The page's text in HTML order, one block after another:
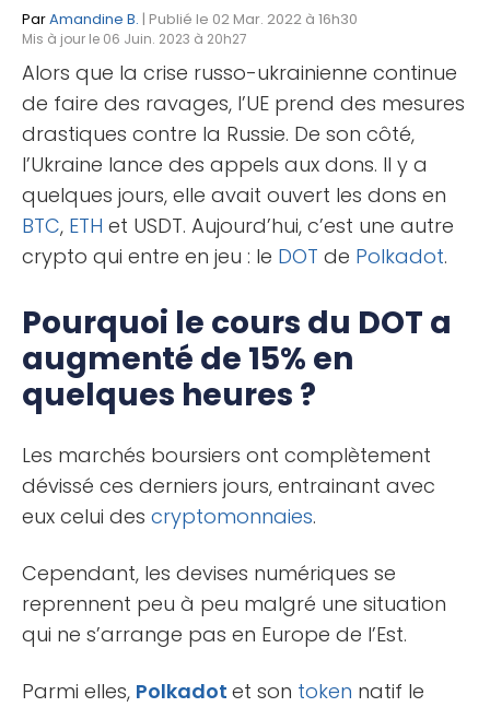
ParAmandine B. | Publié le 02 Mar. 2022 à 16h30
Mis à jour le 06 Juin. 2023 à 20h27
Alors que la crise russo-ukrainienne continue
de faire des ravages, l’UE prend des mesures
drastiques contre la Russie. De son côté,
l’Ukraine lance des appels aux dons. Il y a
quelques jours, elle avait ouvert les dons en
BTC, ETH et USDT. Aujourd’hui, c’est une autre
crypto qui entre en jeu : le DOT de Polkadot.
Pourquoi le cours du DOT a
augmenté de 15% en
quelques heures ?
Les marchés boursiers ont complètement
dévissé ces derniers jours, entrainant avec
eux celui des cryptomonnaies.
Cependant, les devises numériques se
reprennent peu à peu malgré une situation
qui ne s’arrange pas en Europe de l’Est.
Parmi elles, Polkadot et son token natif le